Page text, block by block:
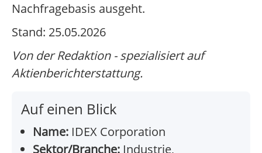
Nachfragebasis ausgeht.
Stand: 25.05.2026
Von der Redaktion - spezialisiert auf
Aktienberichterstattung.
Auf einen Blick
Name: IDEX Corporation
Sektor/Branche: Industrie,